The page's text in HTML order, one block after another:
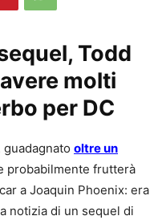
Todd
molti
per DC
oltre un
probabilmente frutterà
a Joaquin Phoenix: era
notizia di un sequel di